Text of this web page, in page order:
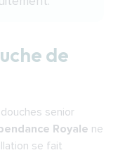
de
senior
Royale ne
se fait